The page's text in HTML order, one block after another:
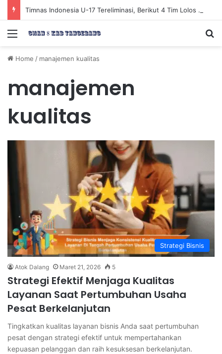
Timnas Indonesia U-17 Tereliminasi, Berikut 4 Tim Lolos ke Semifinal Piala AFF U-17 2026
Menu
Home / manajemen kualitas
manajemen
kualitas
Strategi Bisnis
Atok Dalang Maret 21, 2026 5
Strategi Efektif Menjaga Kualitas
Layanan Saat Pertumbuhan Usaha
Pesat Berkelanjutan
Tingkatkan kualitas layanan bisnis Anda saat pertumbuhan
pesat dengan strategi efektif untuk mempertahankan
kepuasan pelanggan dan raih kesuksesan berkelanjutan.